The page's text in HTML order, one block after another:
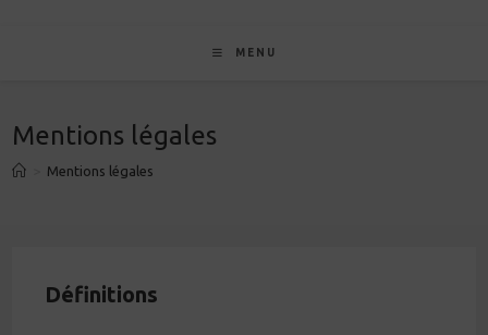
MENU
Mentions légales
Mentions légales
Définitions